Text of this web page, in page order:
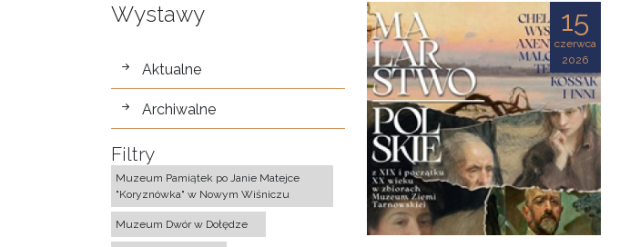
Wystawy
wystawy
Aktualne
Archiwalne
Filtry
Muzeum Pamiątek po Janie Matejce
"Koryznówka" w Nowym Wiśniczu
Muzeum Dwór w Dołędze
15
czerwca
2026